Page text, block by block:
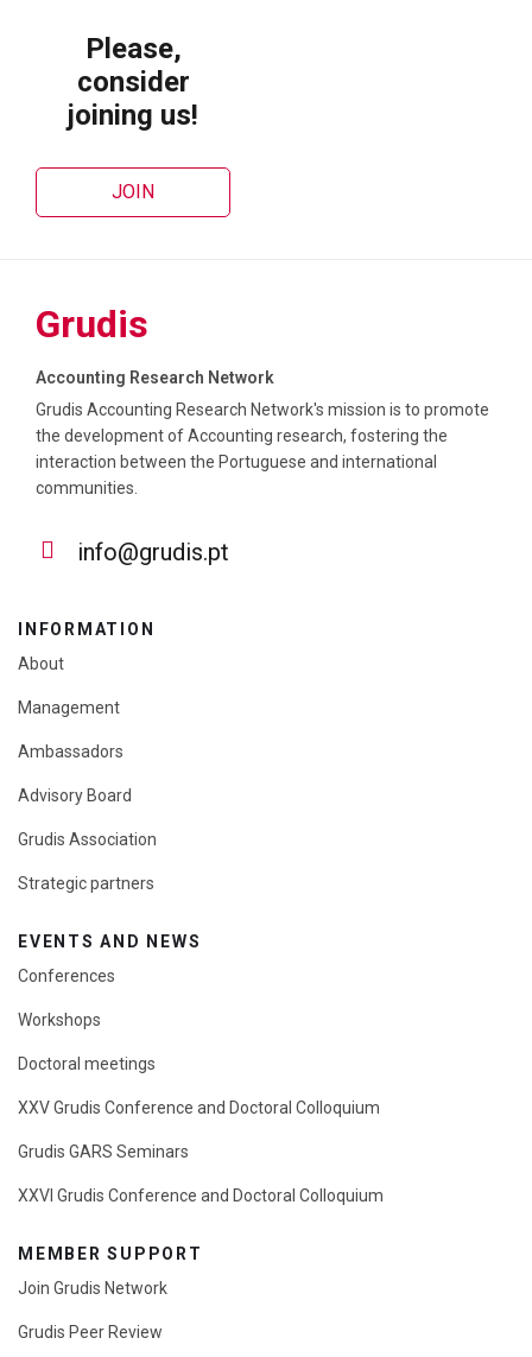
Please,
consider
joining us!
JOIN
Grudis
Accounting Research Network
Grudis Accounting Research Network's mission is to promote
the development of Accounting research, fostering the
interaction between the Portuguese and international
communities.
info@grudis.pt
INFORMATION
About
Management
Ambassadors
Advisory Board
Grudis Association
Strategic partners
EVENTS AND NEWS
Conferences
Workshops
Doctoral meetings
XXV Grudis Conference and Doctoral Colloquium
Grudis GARS Seminars
XXVI Grudis Conference and Doctoral Colloquium
MEMBER SUPPORT
Join Grudis Network
Grudis Peer Review